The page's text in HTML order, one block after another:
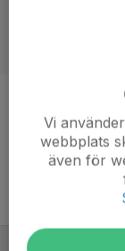
Ålder
Vi
webbplats
även för